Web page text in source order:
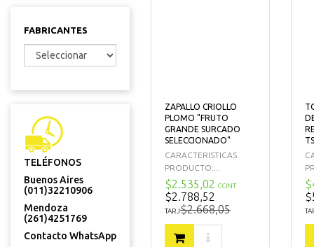
FABRICANTES
TELÉFONOS
Buenos Aires
(011)32210906
Mendoza
(261)4251769
Contacto WhatsApp
ZAPALLO CRIOLLO
PLOMO "FRUTO
GRANDE SURCADO
SELECCIONADO"
CARACTERISTICAS
PRODUCTO:...
$2.535,02 CONT
$2.788,52
TARJ$2.668,05